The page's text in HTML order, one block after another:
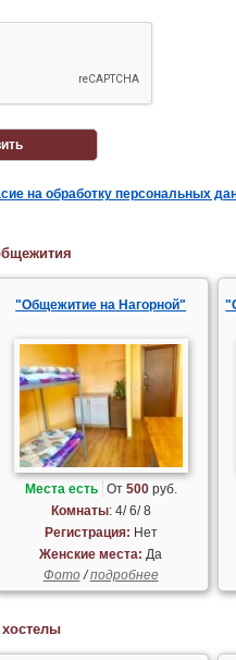
на обработку персональных
"Общежитие на Нагорной"
Места есть От 500руб.
Комнаты: 4/ 6/ 8
Регистрация: Нет
Женские места: Да
Фото/подробнее